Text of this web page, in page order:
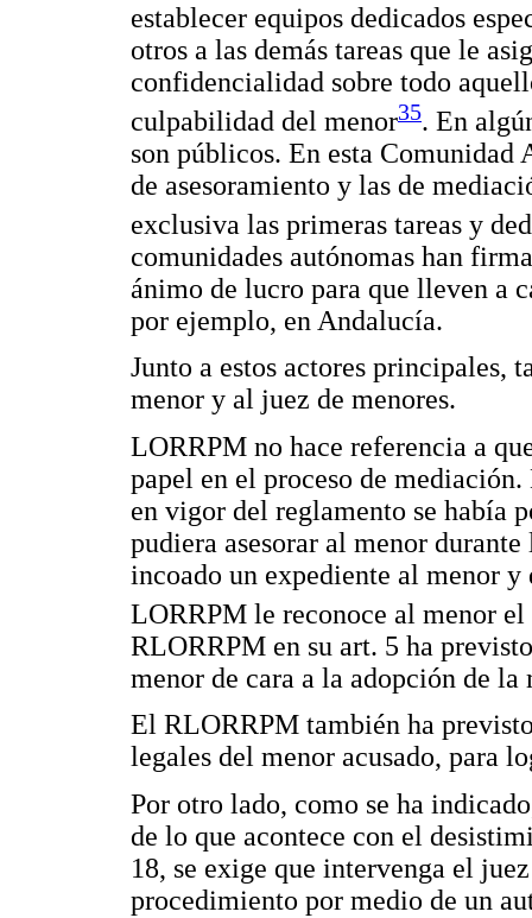
establecer equipos dedicados
otros a las demás tareas que le
confidencialidad sobre todo
culpabilidad del menor35. En
son públicos. En esta Comunidad
de asesoramiento y las de
exclusiva las primeras tareas y
comunidades autónomas han
ánimo de lucro para que lleven a
por ejemplo, en Andalucía.
Junto a estos actores principales,
menor y al juez de menores.
LORRPM no hace referencia a
papel en el proceso de
en vigor del reglamento se había
pudiera asesorar al menor
incoado un expediente al menor
LORRPM le reconoce al menor
RLORRPM en su art. 5 ha
menor de cara a la adopción de
El RLORRPM también ha
legales del menor acusado, para
Por otro lado, como se ha
de lo que acontece con el
18, se exige que intervenga el
procedimiento por medio de un